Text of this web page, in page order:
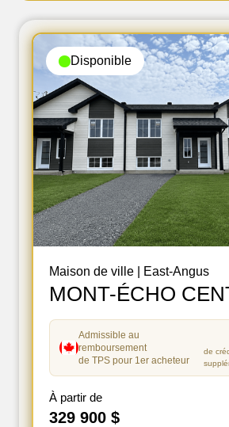
Disponible
Maison de ville East-Angus
MONT-ÉCHO
Admissible au
remboursement
de TPS pour 1er acheteur
de
À partir de
329 900 $